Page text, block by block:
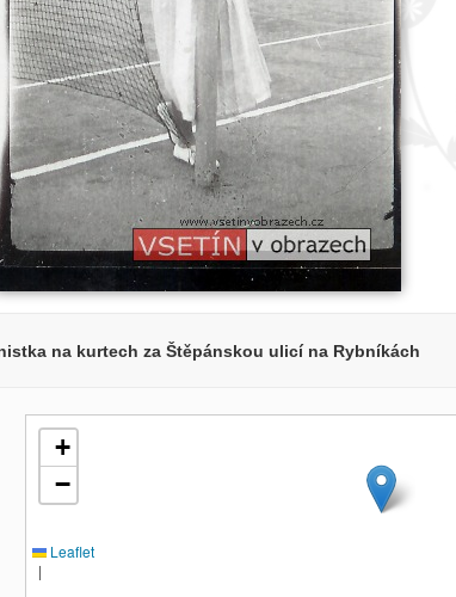
na kurtech za Štěpánskou ulicí na Rybníkách
+
−
Leaflet
|